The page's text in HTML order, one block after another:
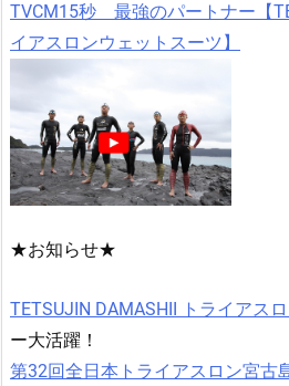
TVCM15秒 最強のパートナー【
イアスロンウェットスーツ】
★お知らせ★
TETSUJIN DAMASHII トライアス
ー大活躍！
第32回全日本トライアスロン宮古